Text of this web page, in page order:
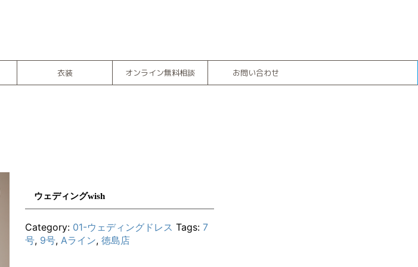
衣装 オンライン無料相談 お問い合わせ
ウェディングwish
Category: 01-ウェディングドレス Tags:7
号, 9号,Aライン,徳島店